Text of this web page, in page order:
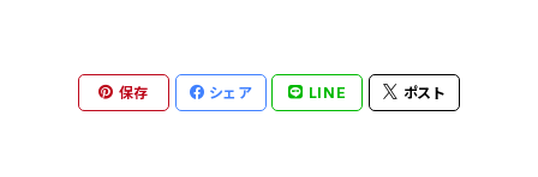
保存 シェア LINE ポスト